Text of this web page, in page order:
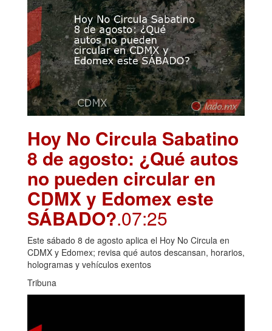
Hoy No Circula Sabatino
8 de agosto: ¿Qué autos
no pueden circular en
CDMX y Edomex este
SÁBADO?.07:25
Este sábado 8 de agosto aplica el Hoy No Circula en
CDMX y Edomex; revisa qué autos descansan, horarios,
hologramas y vehículos exentos
Tribuna